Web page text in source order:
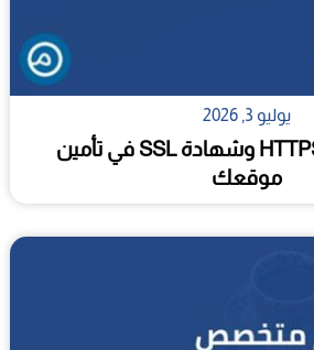
يوليو 3, 2026
أهمية تفعيل HTTPS وشهادة SSL في تأمين
موقعك